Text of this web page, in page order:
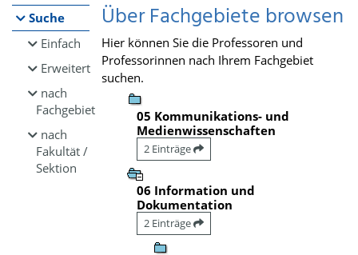
Suche
Einfach
Erweitert
nach
Fachgebiet
nach
Fakultät /
Sektion
Über Fachgebiete browsen
Hier können Sie die Professoren und
Professorinnen nach Ihrem Fachgebiet
suchen.
05 Kommunikations- und
Medienwissenschaften
2 Einträge
06 Information und
Dokumentation
2 Einträge